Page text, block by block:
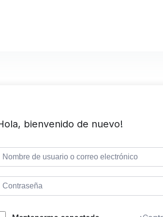
bienvenido de nuevo!